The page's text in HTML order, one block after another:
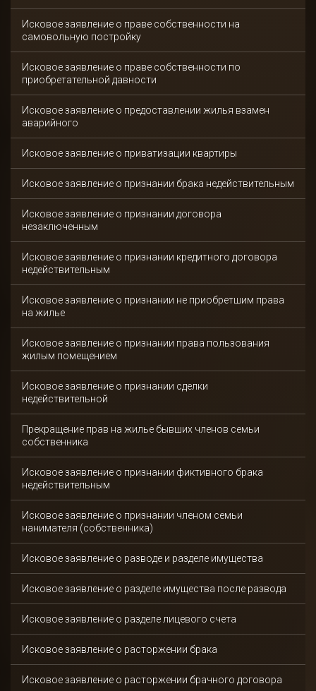
Исковое заявление о праве собственности на
самовольную постройку
Исковое заявление о праве собственности по
приобретательной давности
Исковое заявление о предоставлении жилья взамен
аварийного
Исковое заявление о приватизации квартиры
Исковое заявление о признании брака недействительным
Исковое заявление о признании договора
незаключенным
Исковое заявление о признании кредитного договора
недействительным
Исковое заявление о признании не приобретшим права
на жилье
Исковое заявление о признании права пользования
жилым помещением
Исковое заявление о признании сделки
недействительной
Прекращение прав на жилье бывших членов семьи
собственника
Исковое заявление о признании фиктивного брака
недействительным
Исковое заявление о признании членом семьи
нанимателя (собственника)
Исковое заявление о разводе и разделе имущества
Исковое заявление о разделе имущества после развода
Исковое заявление о разделе лицевого счета
Исковое заявление о расторжении брака
Исковое заявление о расторжении брачного договора
Получить
консультацию